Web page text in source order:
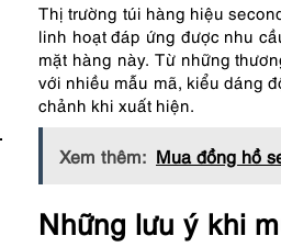
Thị trường túi hàng hiệu
linh hoạt đáp ứng được nhu
mặt hàng này. Từ những
với nhiều mẫu mã, kiểu dáng
chảnh khi xuất hiện.
Xem thêm: Mua đồng hồ
Những lưu ý khi